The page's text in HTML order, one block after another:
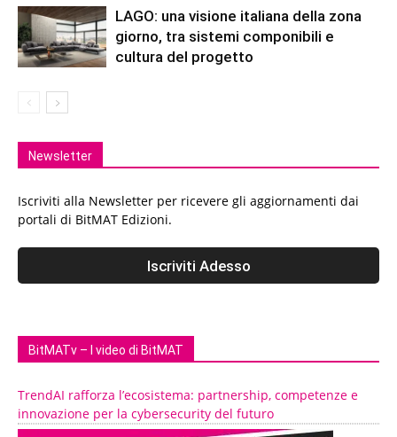
LAGO: una visione italiana della zona
giorno, tra sistemi componibili e
cultura del progetto
Newsletter
Iscriviti alla Newsletter per ricevere gli aggiornamenti dai
portali di BitMAT Edizioni.
BitMATv – I video di BitMAT
TrendAI rafforza l’ecosistema: partnership, competenze e
innovazione per la cybersecurity del futuro